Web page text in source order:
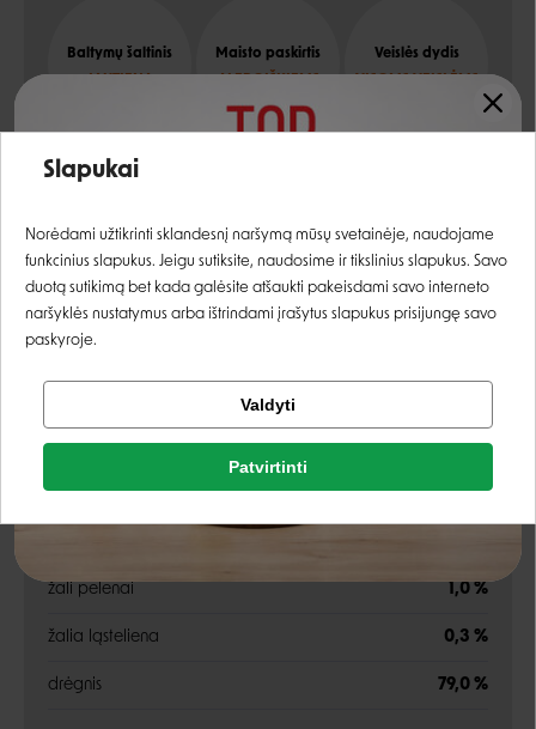
Rašyti atsiliepimą
Baltymų šaltinis
Maisto paskirtis
Veislės dydis
Sudėtis
Azijinių buivolų mėsa, plaučiai, kepenys, inkstai,
blužnis (Bubalus arnee)
73 %
Analitinės sudedamosios dalys
žali baltymai 9,5 %
žali pelenai 1,0 %
žalia ląsteliena 0,3 %
drėgnis 79,0 %
Rašyti atsiliepimą
Registruotis
Facebook
Slapukai
Norėdami užtikrinti sklandesnį naršymą mūsų svetainėje, naudojame
funkcinius slapukus. Jeigu sutiksite, naudosime ir tikslinius slapukus. Savo
duotą sutikimą bet kada galėsite atšaukti pakeisdami savo interneto
naršyklės nustatymus arba ištrindami įrašytus slapukus prisijungę savo
paskyroje.
Valdyti
Patvirtinti